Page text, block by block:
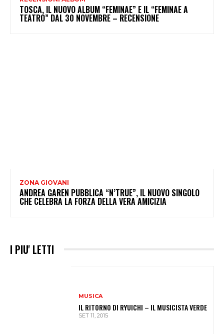
TOSCA, IL NUOVO ALBUM “FEMINAE” E IL “FEMINAE A
TEATRO” DAL 30 NOVEMBRE – RECENSIONE
ZONA GIOVANI
ANDREA GAREN PUBBLICA “N’TRUE”, IL NUOVO SINGOLO
CHE CELEBRA LA FORZA DELLA VERA AMICIZIA
I PIU' LETTI
MUSICA
IL RITORNO DI RYUICHI – IL MUSICISTA VERDE
SET 11, 2015